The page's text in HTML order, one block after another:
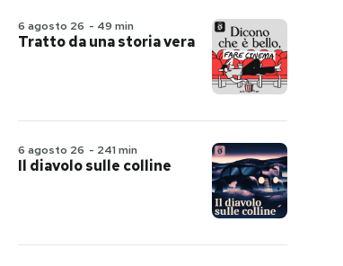
6 agosto 26 - 49 min
Tratto da una storia vera
6 agosto 26 - 241 min
Il diavolo sulle colline